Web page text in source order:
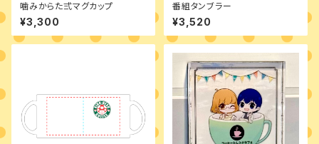
噛みからた弍マグカップ
¥3,300
番組タンブラー
¥3,520